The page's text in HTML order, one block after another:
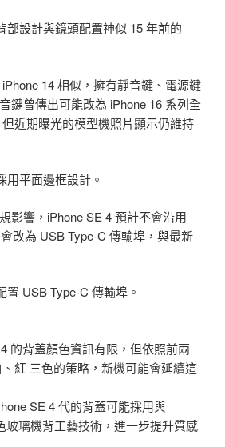
部設計與鏡頭配置神似 15 年前的
14 相似，擁有靜音鍵、電源鍵
鍵曾傳出可能改為 iPhone 16 系列全
近期曝光的模型機照片顯示仍維持
用平面邊框設計。
影響，iPhone SE 4 預計不會沿用
改為 USB Type-C 傳輸埠，與最新
置 USB Type-C 傳輸埠。
的背蓋顏色資訊有限，但依照前兩
紅 三色的策略，新機可能會延續這
SE 4 代的背蓋可能採用與
玻璃機背工藝技術，進一步提升質感